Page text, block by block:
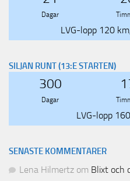
Dagar
LVG-lopp 120
SILJAN RUNT (13:E STARTEN)
300
Dagar
LVG-lopp
SENASTE KOMMENTARER
Lena Hilmertz om Blixt och